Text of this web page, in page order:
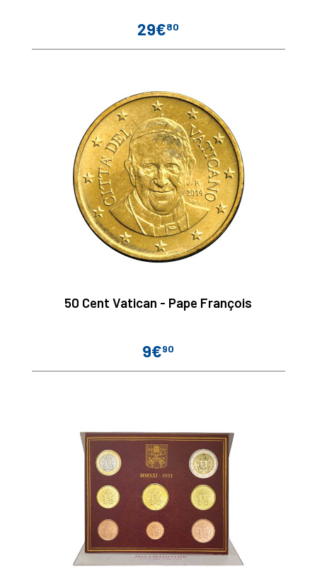
Prix
29€80
50 Cent Vatican - Pape François
Prix
9€90